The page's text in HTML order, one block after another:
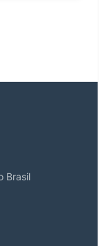
Brasil